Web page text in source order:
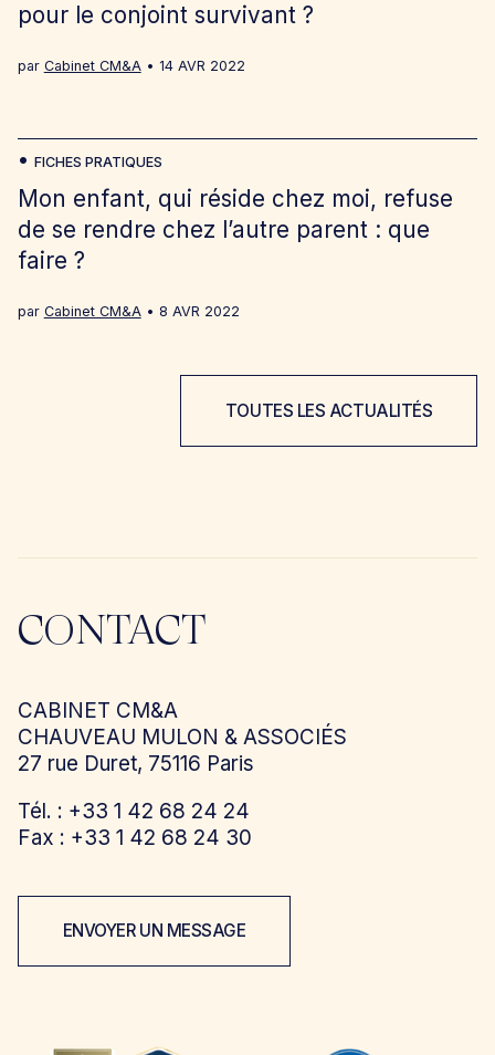
pour le conjoint survivant ?
par Cabinet CM&A 14 AVR 2022
Mon enfant, qui réside chez moi, refuse
de se rendre chez l’autre parent : que
faire ?
par Cabinet CM&A 8 AVR 2022
FICHES PRATIQUES
TOUTES LES ACTUALITÉS
CONTACT
CABINET CM&A
CHAUVEAU MULON & ASSOCIÉS
27 rue Duret, 75116 Paris
Tél. : +33 1 42 68 24 24
Fax : +33 1 42 68 24 30
ENVOYER UN MESSAGE